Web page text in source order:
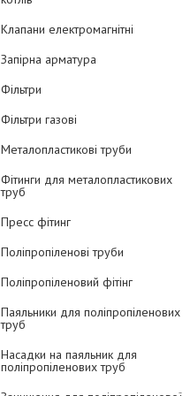
Клапани електромагнітні
Запірна арматура
Фільтри
Фільтри газові
Металопластикові труби
Фітинги для металопластикових
труб
Пресс фітинг
Поліпропіленові труби
Поліпропіленовий фітінг
Паяльники для поліпропіленових
труб
Насадки на паяльник для
поліпропіленових труб